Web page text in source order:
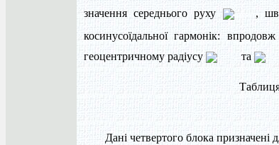
значення середнього руху
,
косинусоїдальної гармонік:
геоцентричному радіусу
та
Дані четвертого блока призначені